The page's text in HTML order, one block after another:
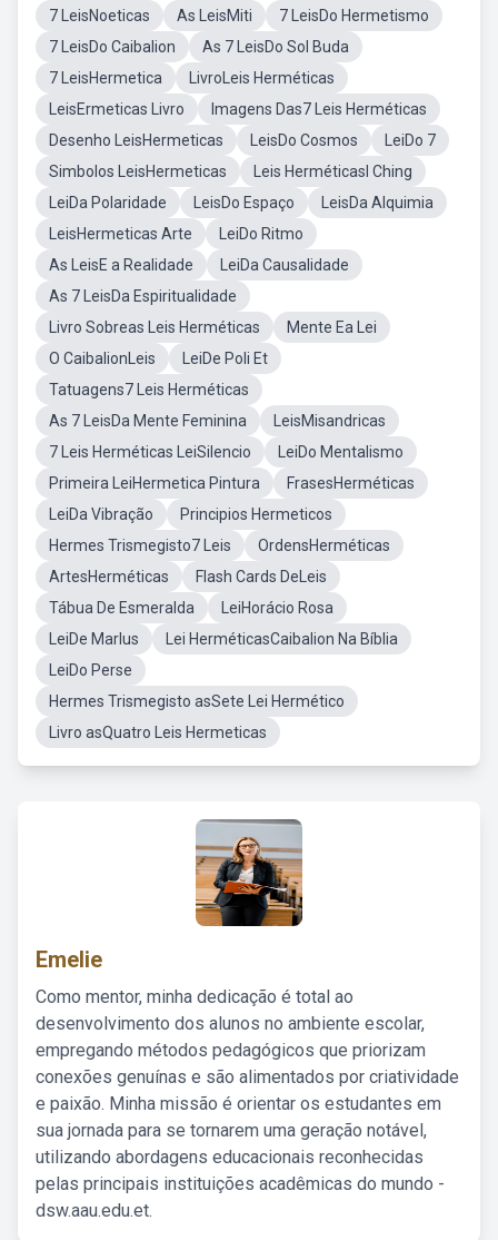
7 LeisNoeticas As LeisMiti
7 LeisDo Hermetismo
7 LeisDo Caibalion
As 7 LeisDo Sol Buda
7 LeisHermetica
LivroLeis Herméticas
LeisErmeticas Livro
Imagens Das7 Leis Herméticas
Desenho LeisHermeticas
LeisDo Cosmos
LeiDo 7
Simbolos LeisHermeticas
Leis HerméticasI Ching
LeiDa Polaridade
LeisDo Espaço
LeisDa Alquimia
LeisHermeticas Arte
LeiDo Ritmo
As LeisE a Realidade
LeiDa Causalidade
As 7 LeisDa Espiritualidade
Livro Sobreas Leis Herméticas
Mente Ea Lei
O CaibalionLeis
LeiDe Poli Et
Tatuagens7 Leis Herméticas
As 7 LeisDa Mente Feminina
LeisMisandricas
7 Leis Herméticas LeiSilencio
LeiDo Mentalismo
Primeira LeiHermetica Pintura
FrasesHerméticas
LeiDa Vibração
Principios Hermeticos
Hermes Trismegisto7 Leis
OrdensHerméticas
ArtesHerméticas
Flash Cards DeLeis
Tábua De Esmeralda
LeiHorácio Rosa
LeiDe Marlus
Lei HerméticasCaibalion Na Bíblia
LeiDo Perse
Hermes Trismegisto asSete Lei Hermético
Livro asQuatro Leis Hermeticas
Emelie
Como mentor, minha dedicação é total ao
desenvolvimento dos alunos no ambiente escolar,
empregando métodos pedagógicos que priorizam
conexões genuínas e são alimentados por criatividade
e paixão. Minha missão é orientar os estudantes em
sua jornada para se tornarem uma geração notável,
utilizando abordagens educacionais reconhecidas
pelas principais instituições acadêmicas do mundo -
dsw.aau.edu.et.